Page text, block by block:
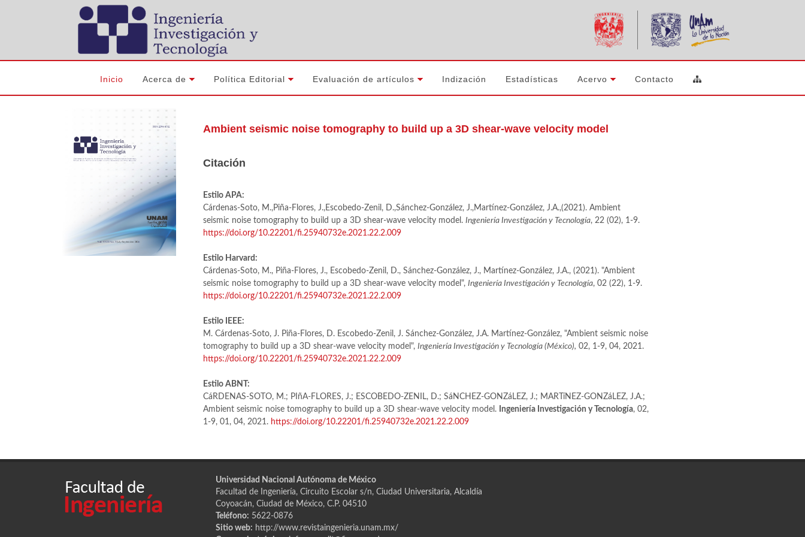
Inicio Acerca de Política Editorial Evaluación de artículos Indización Estadísticas Acervo Contacto
Ambient seismic noise tomography to build up a 3D shear-wave velocity model
Citación
Estilo APA:
Cárdenas-Soto, M.,Piña-Flores, J.,Escobedo-Zenil, D.,Sánchez-González, J.,Martínez-González, J.A.,(2021). Ambient
seismic noise tomography to build up a 3D shear-wave velocity model.Ingeniería Investigación y Tecnología, 22 (02), 1-9.
https://doi.org/10.22201/fi.25940732e.2021.22.2.009
Estilo Harvard:
Cárdenas-Soto, M., Piña-Flores, J., Escobedo-Zenil, D., Sánchez-González, J., Martínez-González, J.A., (2021). "Ambient
seismic noise tomography to build up a 3D shear-wave velocity model",Ingeniería Investigación y Tecnología, 02 (22), 1-9.
https://doi.org/10.22201/fi.25940732e.2021.22.2.009
Estilo IEEE:
M. Cárdenas-Soto, J. Piña-Flores, D. Escobedo-Zenil, J. Sánchez-González, J.A. Martínez-González, "Ambient seismic noise
tomography to build up a 3D shear-wave velocity model",Ingeniería Investigación y Tecnología (México), 02, 1-9, 04, 2021.
https://doi.org/10.22201/fi.25940732e.2021.22.2.009
Estilo ABNT:
CáRDENAS-SOTO, M.; PIñA-FLORES, J.; ESCOBEDO-ZENIL, D.; SáNCHEZ-GONZáLEZ, J.; MARTíNEZ-GONZáLEZ, J.A.;
Ambient seismic noise tomography to build up a 3D shear-wave velocity model. Ingeniería Investigación y Tecnología, 02,
1-9, 01, 04, 2021. https://doi.org/10.22201/fi.25940732e.2021.22.2.009
Universidad Nacional Autónoma de México
Facultad de Ingeniería, Circuito Escolar s/n, Ciudad Universitaria, Alcaldía
Coyoacán, Ciudad de México, C.P. 04510
Teléfono: 5622-0876
Sitio web: http://www.revistaingenieria.unam.mx/